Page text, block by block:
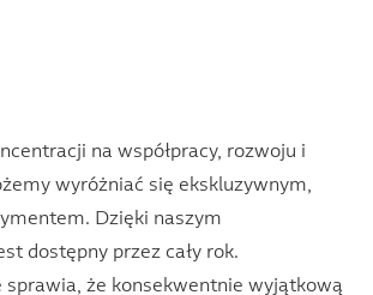
na współpracy, rozwoju i
wyróżniać się ekskluzywnym,
Dzięki naszym
dostępny przez cały rok.
sprawia, że konsekwentnie wyjątkową